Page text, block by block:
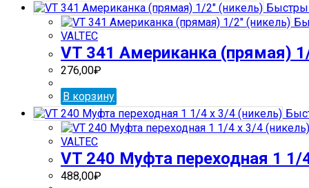
VALTEC
VT 341 Американка (прямая)
276,00₽
В корзину
VALTEC
VT 240 Муфта переходная 1 1/
488,00₽